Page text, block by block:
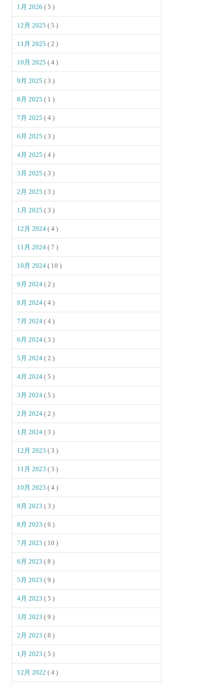
1月 2026( 5 )
12月 2025( 5 )
11月 2025( 2 )
10月 2025( 4 )
9月 2025( 3 )
8月 2025( 1 )
7月 2025( 4 )
6月 2025( 3 )
4月 2025( 4 )
3月 2025( 3 )
2月 2025( 3 )
1月 2025( 3 )
12月 2024( 4 )
11月 2024( 7 )
10月 2024( 10 )
9月 2024( 2 )
8月 2024( 4 )
7月 2024( 4 )
6月 2024( 3 )
5月 2024( 2 )
4月 2024( 5 )
3月 2024( 5 )
2月 2024( 2 )
1月 2024( 3 )
12月 2023( 3 )
11月 2023( 3 )
10月 2023( 4 )
9月 2023( 3 )
8月 2023( 6 )
7月 2023( 10 )
6月 2023( 8 )
5月 2023( 9 )
4月 2023( 5 )
3月 2023( 9 )
2月 2023( 8 )
1月 2023( 5 )
12月 2022( 4 )